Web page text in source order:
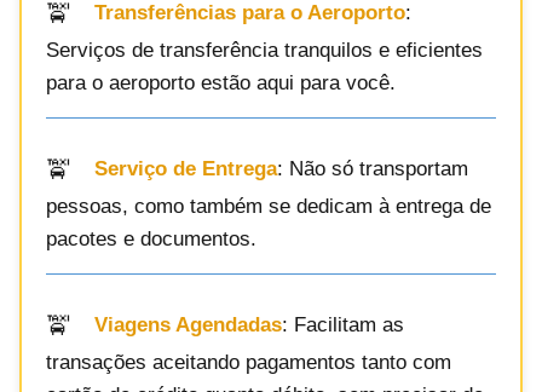
Transferências para o Aeroporto:
Serviços de transferência tranquilos e eficientes
para o aeroporto estão aqui para você.
Serviço de Entrega: Não só transportam
pessoas, como também se dedicam à entrega de
pacotes e documentos.
Viagens Agendadas: Facilitam as
transações aceitando pagamentos tanto com